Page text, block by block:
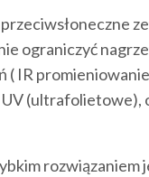
przeciwsłoneczne
ograniczyć
( IR
(ultrafolietowe),
rozwiązaniem